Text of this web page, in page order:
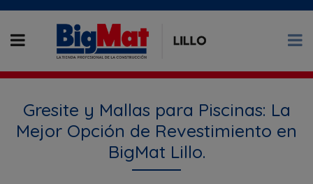
Gresite y Mallas para Piscinas: La
Mejor Opción de Revestimiento en
BigMat Lillo.